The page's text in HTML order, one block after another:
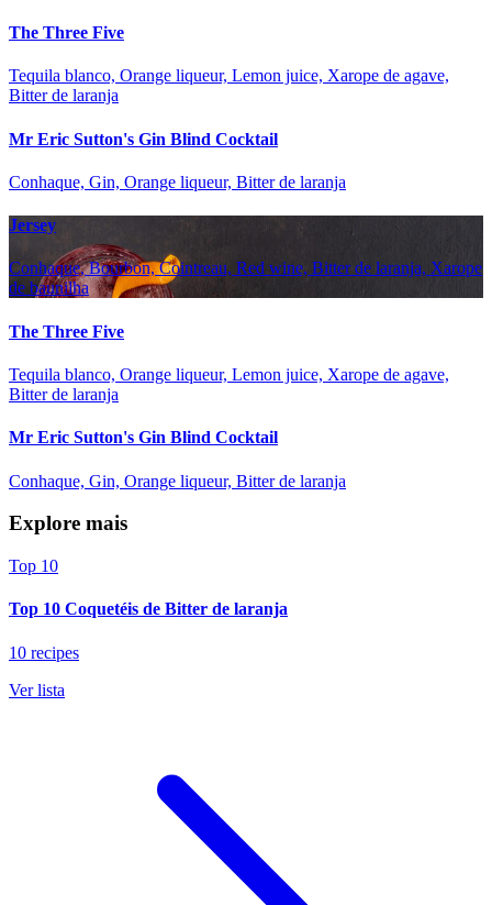
The Three Five
Tequila blanco, Orange liqueur, Lemon juice, Xarope de agave,
Bitter de laranja
Mr Eric Sutton's Gin Blind Cocktail
Conhaque, Gin, Orange liqueur, Bitter de laranja
Jersey
Conhaque, Bourbon, Cointreau, Red wine, Bitter de laranja, Xarope
de baunilha
The Three Five
Tequila blanco, Orange liqueur, Lemon juice, Xarope de agave,
Bitter de laranja
Mr Eric Sutton's Gin Blind Cocktail
Conhaque, Gin, Orange liqueur, Bitter de laranja
Explore mais
Top 10
Top 10 Coquetéis de Bitter de laranja
10 recipes
Ver lista